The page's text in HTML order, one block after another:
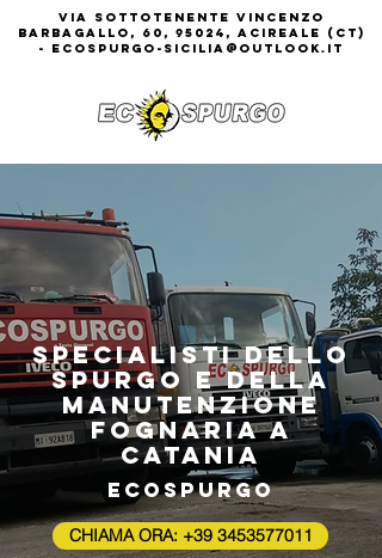
Via Sottotenente Vincenzo
Barbagallo, 60, 95024, Acireale (CT)
- ecospurgo-sicilia@outlook.it
Specialisti dello
spurgo e della
manutenzione
fognaria a
Catania
Ecospurgo
CHIAMA ORA: +39 3453577011